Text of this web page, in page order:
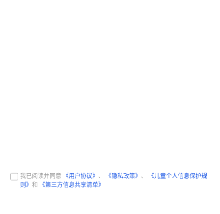
我已阅读并同意 《用户协议》 、 《隐私政策》 、
《儿童个人信息保护规
则》和 《第三方信息共享清单》